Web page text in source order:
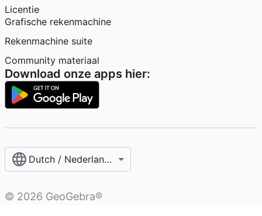
Licentie
Grafische rekenmachine
Rekenmachine suite
Community materiaal
Download onze apps hier:
Dutch / Nederlands‎ (België)‎
© 2026 GeoGebra®